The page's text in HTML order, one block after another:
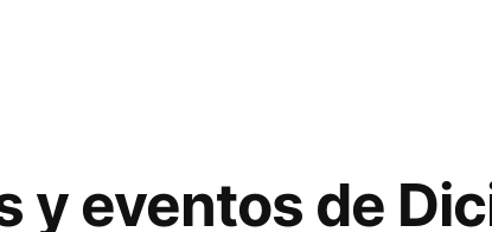
y eventos de